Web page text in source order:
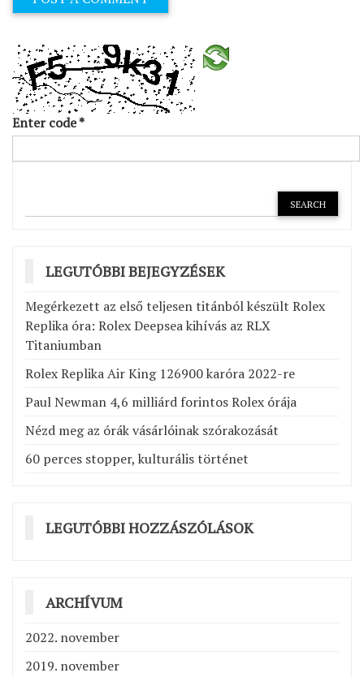
Enter code*
LEGUTÓBBI BEJEGYZÉSEK
Megérkezett az első teljesen titánból készült Rolex
Replika óra: Rolex Deepsea kihívás az RLX
Titaniumban
Rolex Replika Air King 126900 karóra 2022-re
Paul Newman 4,6 milliárd forintos Rolex órája
Nézd meg az órák vásárlóinak szórakozását
60 perces stopper, kulturális történet
LEGUTÓBBI HOZZÁSZÓLÁSOK
ARCHÍVUM
2022. november
2019. november